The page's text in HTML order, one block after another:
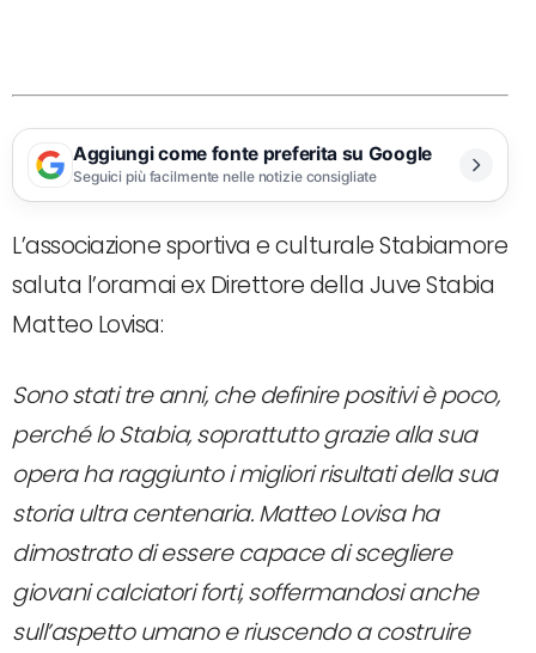
Aggiungi come fonte preferita su Google
Seguici più facilmente nelle notizie consigliate
L’associazione sportiva e culturale Stabiamore
saluta l’oramai ex Direttore della Juve Stabia
Matteo Lovisa:
Sono stati tre anni, che definire positivi è poco,
perché lo Stabia, soprattutto grazie alla sua
opera ha raggiunto i migliori risultati della sua
storia ultra centenaria. Matteo Lovisa ha
dimostrato di essere capace di scegliere
giovani calciatori forti, soffermandosi anche
sull’aspetto umano e riuscendo a costruire